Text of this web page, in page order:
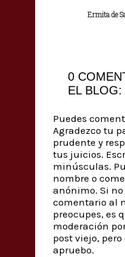
Ermita de
0
EL BLOG:
Puedes
Agradezco tu
prudente y
tus juicios.
minúsculas.
nombre o
anónimo. Si
comentario al
preocupes, es
moderación
post viejo,
apruebo.